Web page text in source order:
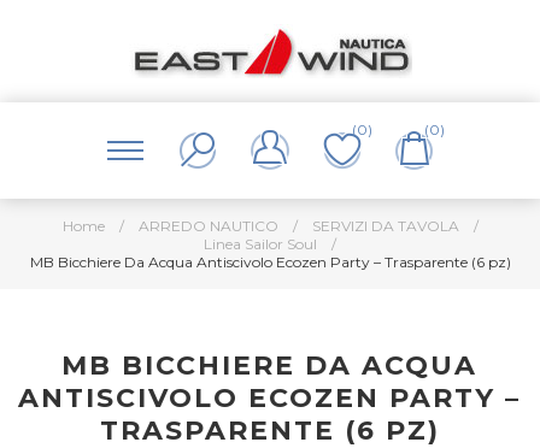
(0) (0)
Home / ARREDO NAUTICO / SERVIZI DA TAVOLA
/
Linea Sailor Soul
/
MB Bicchiere Da Acqua Antiscivolo Ecozen Party – Trasparente (6 pz)
MB BICCHIERE DA ACQUA
ANTISCIVOLO ECOZEN PARTY –
TRASPARENTE (6 PZ)